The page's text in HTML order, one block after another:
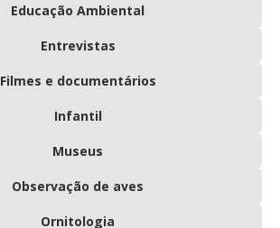
Educação Ambiental
Entrevistas
Filmes e documentários
Infantil
Museus
Observação de aves
Ornitologia